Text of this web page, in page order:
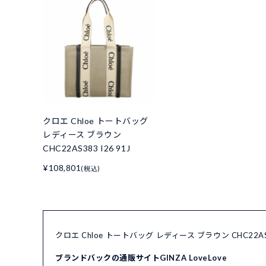
クロエ Chloe トートバッグ
レディース ブラウン
CHC22AS383 I26 91J
¥108,801 (税込)
クロエ Chloe トートバッグ レディース ブラウン
ブランドバックの通販サイトGINZA LoveLove